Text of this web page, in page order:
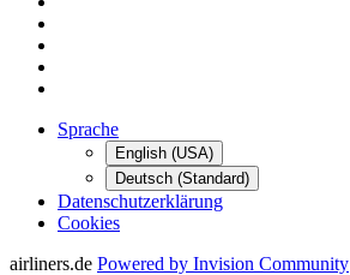
Sprache
English (USA)
Deutsch (Standard)
Datenschutzerklärung
Cookies
airliners.de Powered by Invision Community